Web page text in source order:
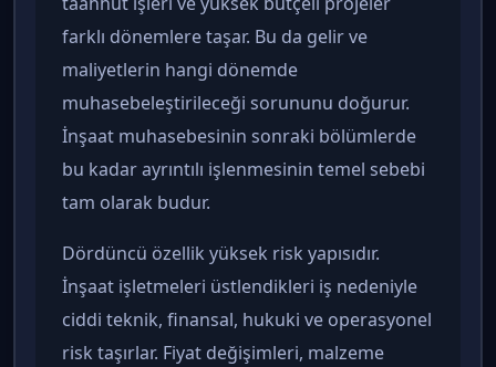
farklı dönemlere taşar. Bu da gelir ve
maliyetlerin hangi dönemde
muhasebeleştirileceği sorununu doğurur.
İnşaat muhasebesinin sonraki bölümlerde
bu kadar ayrıntılı işlenmesinin temel sebebi
tam olarak budur.
Dördüncü özellik yüksek risk yapısıdır.
İnşaat işletmeleri üstlendikleri iş nedeniyle
ciddi teknik, finansal, hukuki ve operasyonel
risk taşırlar. Fiyat değişimleri, malzeme